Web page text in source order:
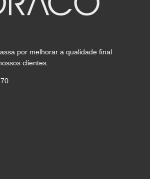
por melhorar a qualidade final
clientes.